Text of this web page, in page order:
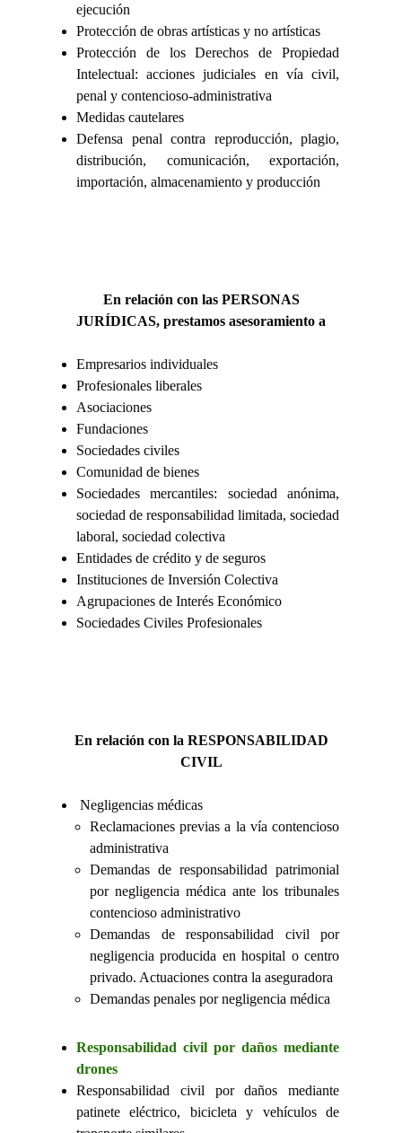
ejecución
Protección de obras artísticas y no artísticas
Protección de los Derechos de Propiedad
Intelectual: acciones judiciales en vía civil,
penal y contencioso-administrativa
Medidas cautelares
Defensa penal contra reproducción, plagio,
distribución, comunicación, exportación,
importación, almacenamiento y producción
En relación con las PERSONAS
JURÍDICAS, prestamos asesoramiento a
Empresarios individuales
Profesionales liberales
Asociaciones
Fundaciones
Sociedades civiles
Comunidad de bienes
Sociedades mercantiles: sociedad anónima,
sociedad de responsabilidad limitada, sociedad
laboral, sociedad colectiva
Entidades de crédito y de seguros
Instituciones de Inversión Colectiva
Agrupaciones de Interés Económico
Sociedades Civiles Profesionales
En relación con la RESPONSABILIDAD
CIVIL
Negligencias médicas
Reclamaciones previas a la vía contencioso
administrativa
Demandas de responsabilidad patrimonial
por negligencia médica ante los tribunales
contencioso administrativo
Demandas de responsabilidad civil por
negligencia producida en hospital o centro
privado. Actuaciones contra la aseguradora
Demandas penales por negligencia médica
Responsabilidad civil por daños mediante
drones
Responsabilidad civil por daños mediante
patinete eléctrico, bicicleta y vehículos de